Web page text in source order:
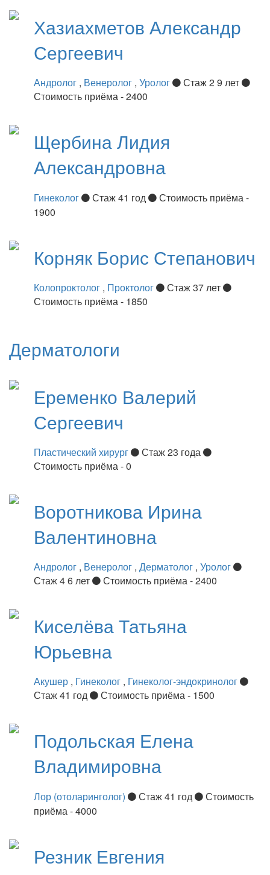
Хазиахметов Александр
Сергеевич
Андролог , Венеролог , Уролог
Стаж 2 9 лет
Стоимость приёма - 2400
ЩербинаЛидия
Александровна
Гинеколог Стаж 41 год
Стоимость приёма -
1900
Корняк Борис Степанович
Колопроктолог , Проктолог
Стаж 37 лет
Стоимость приёма - 1850
Дерматологи
Еременко Валерий
Сергеевич
Пластический хирург
Стаж 23 года
Стоимость приёма - 0
Воротникова Ирина
Валентиновна
Андролог , Венеролог , Дерматолог , Уролог
Стаж 4 6 лет
Стоимость приёма - 2400
КиселёваТатьяна
Юрьевна
Акушер , Гинеколог , Гинеколог-эндокринолог
Стаж 41 год
Стоимость приёма - 1500
Подольская Елена
Владимировна
Лор (отоларинголог) Стаж 41 год
Стоимость
приёма - 4000
Резник Евгения